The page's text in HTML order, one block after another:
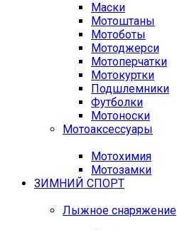
Маски
Мотоштаны
Мотоботы
Мотоджерси
Мотоперчатки
Мотокуртки
Подшлемники
Футболки
Мотоноски
Мотоаксессуары
Мотохимия
Мотозамки
ЗИМНИЙ СПОРТ
Лыжное снаряжение